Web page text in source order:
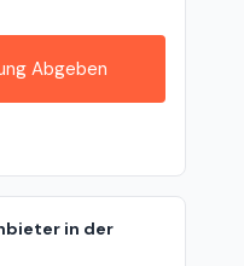
Abgeben
in der